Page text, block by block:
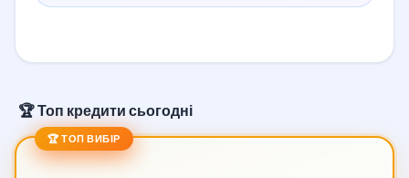
🏆 Топ кредити сьогодні
🏆 ТОП ВИБІР